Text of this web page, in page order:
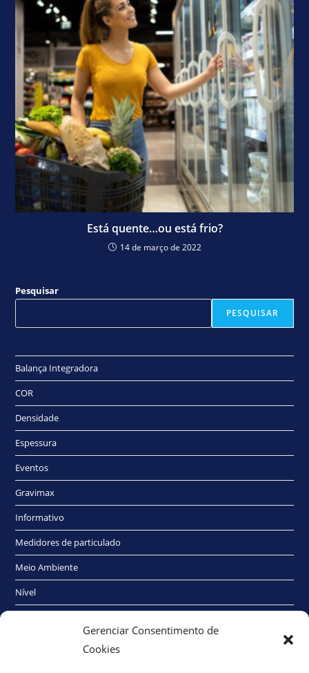
Gerenciar Consentimento de
Cookies
Está quente…ou está frio?
14 de março de 2022
Pesquisar
PESQUISAR
Balança Integradora
COR
Densidade
Espessura
Eventos
Gravimax
Informativo
Medidores de particulado
Meio Ambiente
Nível